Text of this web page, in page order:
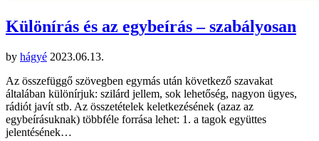
Különírás és az egybeírás – szabályosan
by hágyé 2023.06.13.
Az összefüggő szövegben egymás után következő szavakat
általában különírjuk: szilárd jellem, sok lehetőség, nagyon ügyes,
rádiót javít stb. Az összetételek keletkezésének (azaz az
egybeírásuknak) többféle forrása lehet: 1. a tagok együttes
jelentésének…